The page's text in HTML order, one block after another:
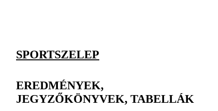
SPORTSZELEP
EREDMÉNYEK,
JEGYZŐKÖNYVEK, TABELLÁK